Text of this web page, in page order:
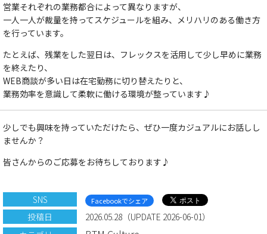
営業それぞれの業務都合によって異なりますが、
一人一人が裁量を持ってスケジュールを組み、メリハリのある働き方
を行っています。
たとえば、残業をした翌日は、フレックスを活用して少し早めに業務
を終えたり、
WEB商談が多い日は在宅勤務に切り替えたりと、
業務効率を意識して柔軟に働ける環境が整っています♪
少しでも興味を持っていただけたら、ぜひ一度カジュアルにお話しし
ませんか？
皆さんからのご応募をお待ちしております♪
SNS Facebookでシェア
投稿日
2026.05.28（UPDATE 2026-06-01）